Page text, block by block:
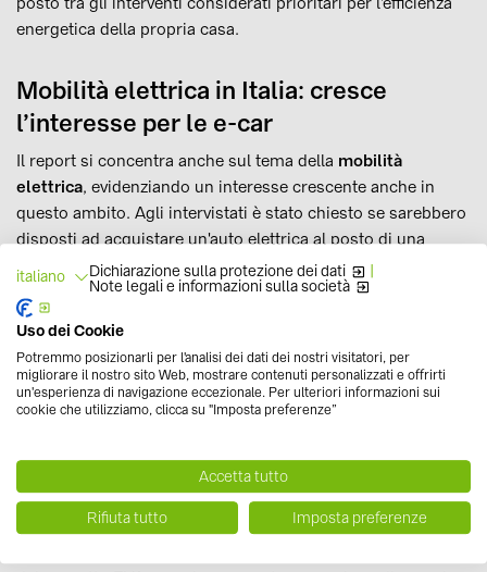
energetica della propria casa.
Mobilità elettrica in Italia: cresce
l’interesse per le e-car
Il report si concentra anche sul tema della mobilità
elettrica, evidenziando un interesse crescente anche in
questo ambito. Agli intervistati è stato chiesto se sarebbero
disposti ad acquistare un'auto elettrica al posto di una
tradizionale, se potessero contare su una rete di ricarica
diffusa e su costi (a parità di segmento) uguali a quelli per
le auto a combustione. Il 61% ha risposto affermativamente
variazione del 14% in più rispetto al Rapporto del 2018. Il
66%, inoltre, ha risposto di credere che nel giro di 4/5 anni
le colonnine elettriche saranno più diffuse. Tale percezione,
- ad esempio - nei primi 8 mesi del 2019 le
vendute in Italiasonoaumentate del 109%
rispetto
all'anno precedente. Oppure, per quanto riguarda le stazioni
italiano Dichiarazione sulla protezione dei dati |
Note legali e informazioni sulla società
Uso dei Cookie
Potremmo posizionarli per l'analisi dei dati dei nostri visitatori, per
migliorare il nostro sito Web, mostrare contenuti personalizzati e offrirti
un'esperienza di navigazione eccezionale. Per ulteriori informazioni sui
cookie che utilizziamo, clicca su "Imposta preferenze”
Accetta tutto
Rifiuta tutto Imposta preferenze